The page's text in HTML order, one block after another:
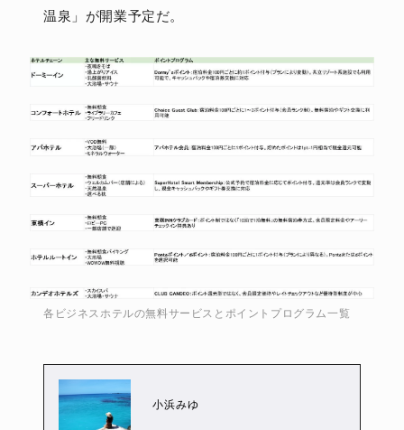
温泉」が開業予定だ。
各ビジネスホテルの無料サービスとポイントプログラム一覧
小浜みゆ